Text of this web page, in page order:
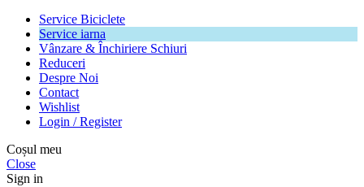
Service Biciclete
Service iarna
Vânzare & Închiriere Schiuri
Reduceri
Despre Noi
Contact
Wishlist
Login / Register
Coșul meu
Close
Sign in